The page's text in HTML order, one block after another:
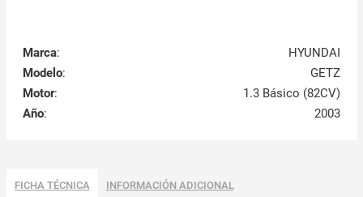
Marca:
HYUNDAI
Modelo:
GETZ
Motor:
1.3 Básico (82CV)
Año: 2003
FICHA TÉCNICA INFORMACIÓN ADICIONAL